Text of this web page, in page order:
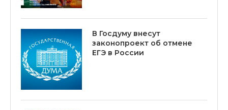
В Госдуму внесут
законопроект об отмене
ЕГЭ в России